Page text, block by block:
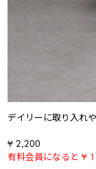
デイリーに取り入れ
¥ 2,200
有料会員になると ¥